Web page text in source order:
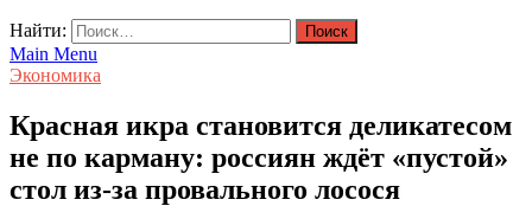
Найти:
Main Menu
Экономика
Красная икра становится деликатесом
не по карману: россиян ждёт «пустой»
стол из-за провального лосося